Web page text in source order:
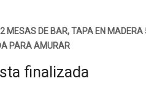
2 MESAS DE BAR, TAPA EN
PARA AMURAR
finalizada